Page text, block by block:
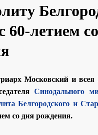
60-летием
Московский и всея
Синодального
Белгородского и
со дня рождения.